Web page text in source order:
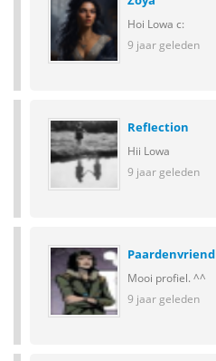
Hoi Lowa c:
9 jaar geleden
RefIection
Hii Lowa
9 jaar geleden
Paardenvriend
Mooi profiel. ^^
9 jaar geleden